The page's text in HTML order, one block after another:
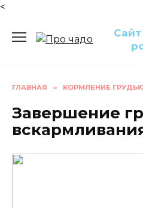
<
ГЛАВНАЯ » КОРМЛЕНИЕ
Завершение